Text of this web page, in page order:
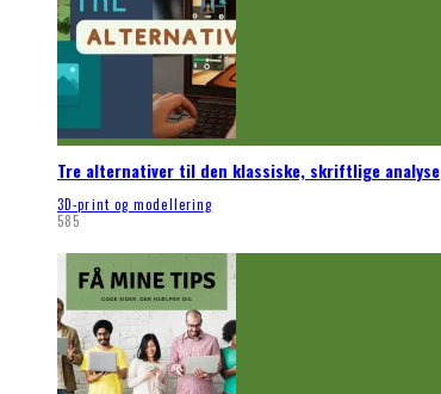
Tre alternativer til den klassiske, skriftlige analyse
3D-print og modellering
585